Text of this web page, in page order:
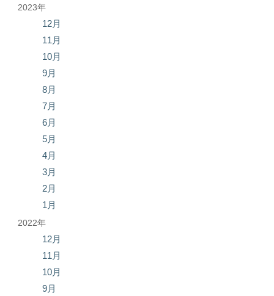
2023年
12月
11月
10月
9月
8月
7月
6月
5月
4月
3月
2月
1月
2022年
12月
11月
10月
9月